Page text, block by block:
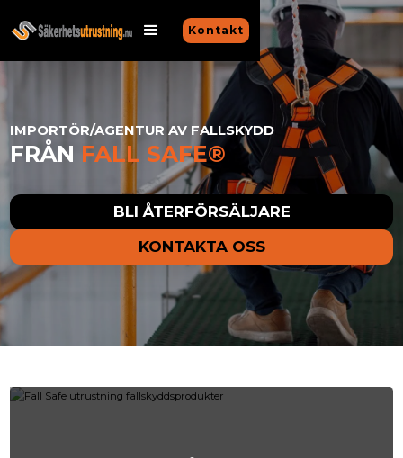
Kontakt
IMPORTÖR/AGENTUR AV FALLSKYDD
FRÅN FALL SAFE®
BLI ÅTERFÖRSÄLJARE
KONTAKTA OSS